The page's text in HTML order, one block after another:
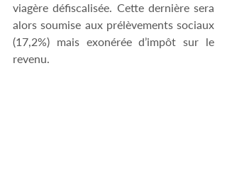
viagère défiscalisée. Cette dernière sera
alors soumise aux prélèvements sociaux
(17,2%) mais exonérée d’impôt sur le
revenu.